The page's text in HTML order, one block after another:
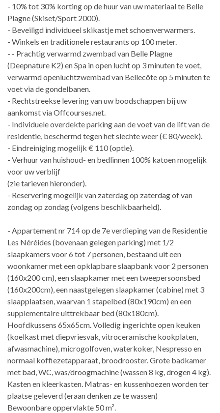
- 10% tot 30% korting op de huur van uw materiaal te Belle
Plagne (Skiset/Sport 2000).
- Beveiligd individueel skikastje met schoenverwarmers.
- Winkels en traditionele restaurants op 100 meter.
- - Prachtig verwarmd zwembad van Belle Plagne
(Deepnature K2) en Spa in open lucht op 3 minuten te voet,
verwarmd openluchtzwembad van Bellecôte op 5 minuten te
voet via de gondelbanen.
- Rechtstreekse levering van uw boodschappen bij uw
aankomst via Offcourses.net.
- Individuele overdekte parking aan de voet van de lift van de
residentie, beschermd tegen het slechte weer (€ 80/week).
- Eindreiniging mogelijk € 110 (optie).
- Verhuur van huishoud- en bedlinnen 100% katoen mogelijk
voor uw verblijf
(zie tarieven hieronder).
- Reservering mogelijk van zaterdag op zaterdag of van
zondag op zondag (volgens beschikbaarheid).
- Appartement nr 714 op de 7e verdieping van de Residentie
Les Néréides (bovenaan gelegen parking) met 1/2
slaapkamers voor 6 tot 7 personen, bestaand uit een
woonkamer met een opklapbare slaapbank voor 2 personen
(160x200 cm), een slaapkamer met een tweepersoonsbed
(160x200cm), een naastgelegen slaapkamer (cabine) met 3
slaapplaatsen, waarvan 1 stapelbed (80x190cm) en een
supplementaire uittrekbaar bed (80x180cm).
Hoofdkussens 65x65cm. Volledig ingerichte open keuken
(koelkast met diepvriesvak, vitroceramische kookplaten,
afwasmachine), microgolfoven, waterkoker, Nespresso en
normaal koffiezetapparaat, broodrooster. Grote badkamer
met bad, WC, was/droogmachine (wassen 8 kg, drogen 4 kg).
Kasten en kleerkasten. Matras- en kussenhoezen worden ter
plaatse geleverd (eraan denken ze te wassen)
Bewoonbare oppervlakte 50 m².